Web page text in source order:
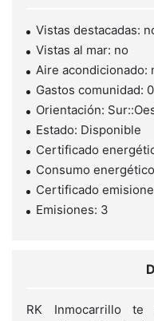
Vistas destacadas:
Vistas al mar: no
Aire acondicionado:
Gastos comunidad:
Orientación:
Estado: Disponible
Certificado
Consumo
Certificado
Emisiones: 3
RK Inmocarrillo te